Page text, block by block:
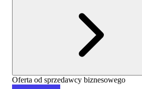
Oferta od sprzedawcy biznesowego